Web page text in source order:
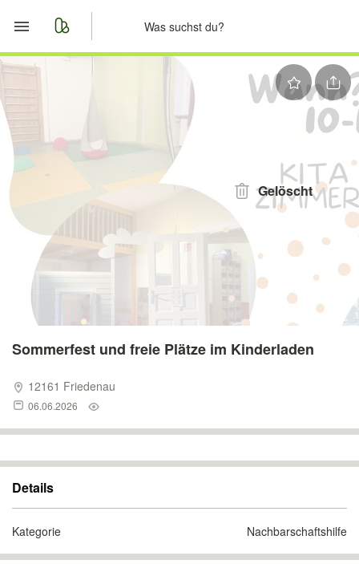
Merkliste
Nachrichten
Anzeige aufgeben
Gelöscht
Sommerfest und freie Plätze im Kinderladen
12161 Friedenau
06.06.2026
Details
Kategorie Nachbarschaftshilfe